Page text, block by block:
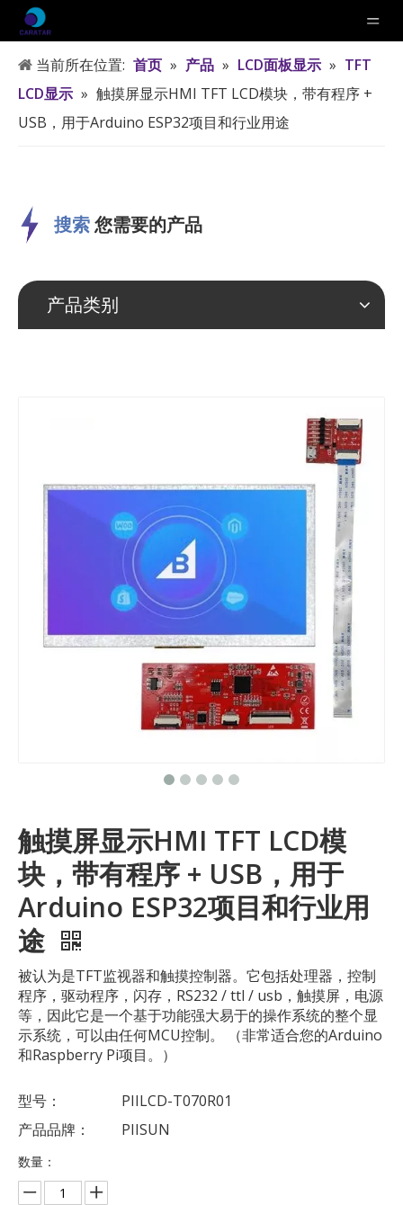
当前所在位置: 首页 » 产品 » LCD面板显示 » TFT
LCD显示 » 触摸屏显示HMI TFT LCD模块，带有程序 +
USB，用于Arduino ESP32项目和行业用途
搜索您需要的产品
产品类别
触摸屏显示HMI TFT LCD模
块，带有程序 + USB，用于
Arduino ESP32项目和行业用
途
被认为是TFT监视器和触摸控制器。它包括处理器，控制
程序，驱动程序，闪存，RS232 / ttl / usb，触摸屏，电源
等，因此它是一个基于功能强大易于的操作系统的整个显
示系统，可以由任何MCU控制。 （非常适合您的Arduino
和Raspberry Pi项目。）
型号：
PIILCD-T070R01
产品品牌：
PIISUN
数量：